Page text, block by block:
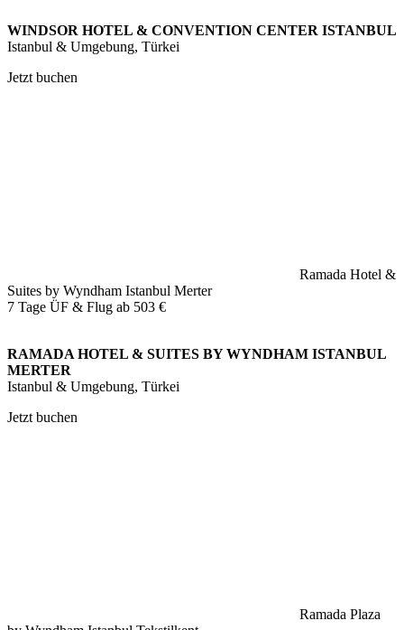
WINDSOR HOTEL & CONVENTION CENTER ISTANBUL
Istanbul & Umgebung, Türkei
Jetzt buchen
Ramada Hotel &
Suites by Wyndham Istanbul Merter
7 Tage ÜF & Flug ab 503 €
RAMADA HOTEL & SUITES BY WYNDHAM ISTANBUL
MERTER
Istanbul & Umgebung, Türkei
Jetzt buchen
Ramada Plaza